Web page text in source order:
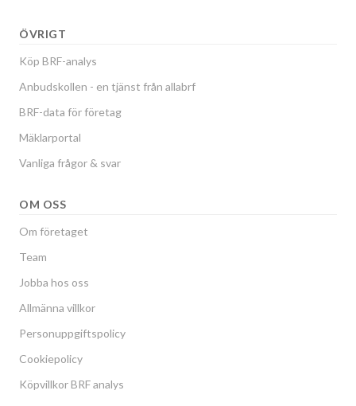
ÖVRIGT
Köp BRF-analys
Anbudskollen - en tjänst från allabrf
BRF-data för företag
Mäklarportal
Vanliga frågor & svar
OM OSS
Om företaget
Team
Jobba hos oss
Allmänna villkor
Personuppgiftspolicy
Cookiepolicy
Köpvillkor BRF analys